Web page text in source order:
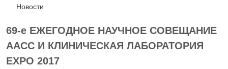
Новости
69-е ЕЖЕГОДНОЕ НАУЧНОЕ СОВЕЩАНИЕ
AACC И КЛИНИЧЕСКАЯ ЛАБОРАТОРИЯ
EXPO 2017